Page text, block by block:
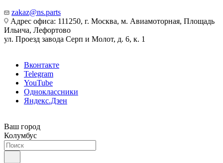
zakaz@ns.parts
Адрес офиса: 111250, г. Москва, м. Авиамоторная, Площадь
Ильича, Лефортово
ул. Проезд завода Серп и Молот, д. 6, к. 1
Вконтакте
Telegram
YouTube
Одноклассники
Яндекс.Дзен
Ваш город
Колумбус